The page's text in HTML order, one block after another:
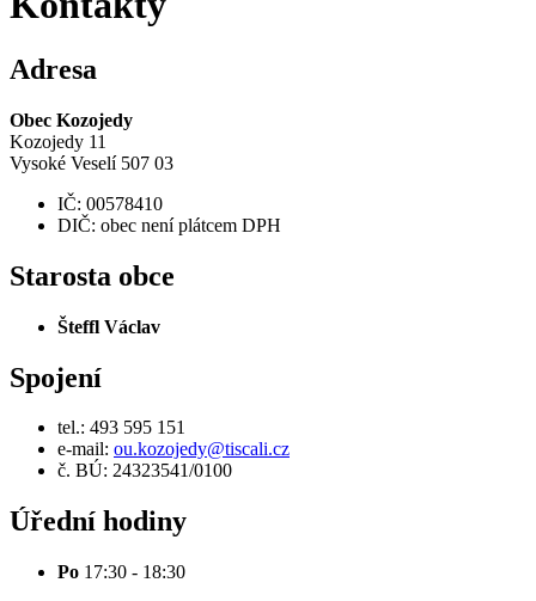
Adresa
Obec Kozojedy
Kozojedy 11
Vysoké Veselí 507 03
IČ: 00578410
DIČ: obec není plátcem DPH
Starosta obce
Šteffl Václav
Spojení
tel.: 493 595 151
e-mail: ou.kozojedy@tiscali.cz
č. BÚ: 24323541/0100
Úřední hodiny
Po 17:30 - 18:30